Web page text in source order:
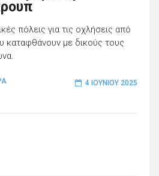
πόλεις για τις οχλήσεις από
καταφθάνουν με δικούς τους
4 ΙΟΥΝΊΟΥ 2025